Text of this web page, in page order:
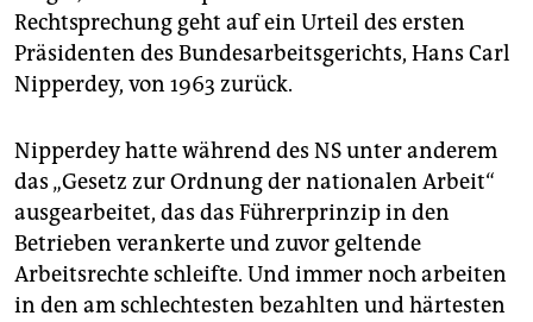
Rechtsprechung geht auf ein Urteil des ersten
Präsidenten des Bundesarbeitsgerichts, Hans Carl
Nipperdey, von 1963 zurück.
Nipperdey hatte während des NS unter anderem
das „Gesetz zur Ordnung der nationalen Arbeit“
ausgearbeitet, das das Führerprinzip in den
Betrieben verankerte und zuvor geltende
Arbeitsrechte schleifte. Und immer noch arbeiten
in den am schlechtesten bezahlten und härtesten